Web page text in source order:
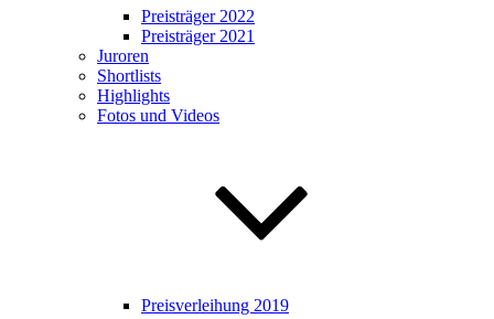
Preisträger 2022
Preisträger 2021
Juroren
Shortlists
Highlights
Fotos und Videos
Preisverleihung 2019